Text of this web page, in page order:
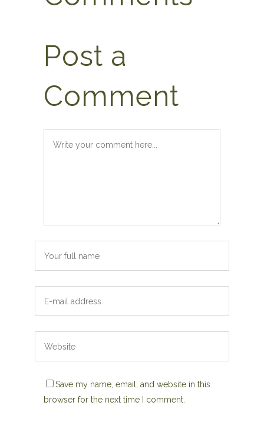
Post a
Comment
Save my name, email, and website in this
browser for the next time I comment.